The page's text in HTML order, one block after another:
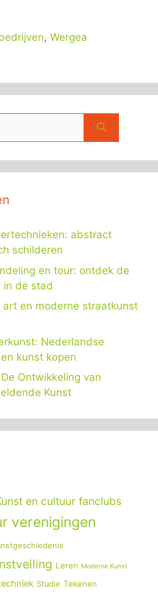
,Wergea
abstract
schilderen
en tour: ontdek de
in de stad
en moderne straatkunst
Nederlandse
kunst kopen
Ontwikkeling van
Kunst
en cultuur fanclubs
verenigingen
Leren Moderne Kunst
Studie Tekenen